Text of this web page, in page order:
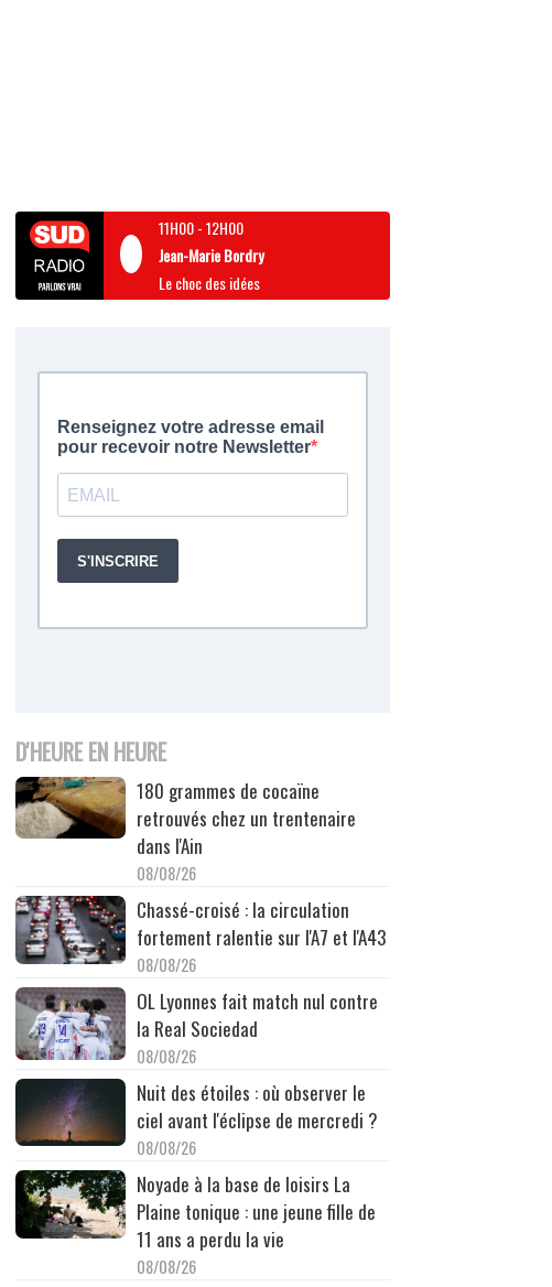
11H00-12H00
Jean-Marie Bordry
Le choc des idées
D'HEURE EN HEURE
180 grammes de cocaïne
retrouvés chez un trentenaire
dans l'Ain
08/08/26
Chassé-croisé : la circulation
fortement ralentie sur l'A7 et l'A43
08/08/26
OL Lyonnes fait match nul contre
la Real Sociedad
08/08/26
Nuit des étoiles : où observer le
ciel avant l'éclipse de mercredi ?
08/08/26
Noyade à la base de loisirs La
Plaine tonique : une jeune fille de
11 ans a perdu la vie
08/08/26